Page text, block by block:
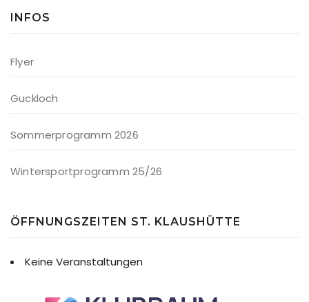
INFOS
Flyer
Guckloch
Sommerprogramm 2026
Wintersportprogramm 25/26
ÖFFNUNGSZEITEN ST. KLAUSHÜTTE
Keine Veranstaltungen